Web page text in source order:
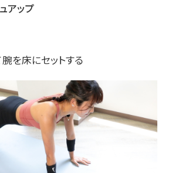
アップ
を床にセットする